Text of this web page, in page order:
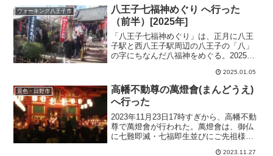
ウォーキング八王子市
八王子七福神めぐり へ行った
（前半）[2025年]
「八王子七福神めぐり」は、正月に八王
子駅と西八王子駅周辺の八王子の「八」
の字にちなんだ八福神をめぐる。2025年1
9.5km、3時間弱のウォーキングの前半。
2025.01.05
景色・日野市
高幡不動尊の萬燈會(まんどうえ)
へ行った
2023年11月23日17時すぎから、高幡不動
尊で萬燈會が行われた。萬燈會は、御仏
に七難即滅・七福即生並びにご先祖様の
2023.11.27